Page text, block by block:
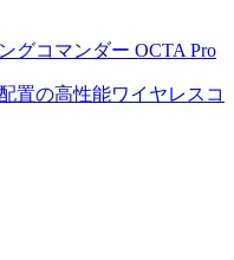
グコマンダー OCTA Pro
置の高性能ワイヤレスコ